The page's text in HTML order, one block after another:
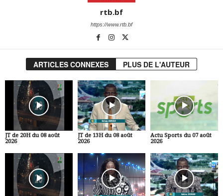
rtb.bf
https://www.rtb.bf
ARTICLES CONNEXES PLUS DE L'AUTEUR
JT de 20H du 08 août
2026
JT de 13H du 08 août
2026
Actu Sports du 07 août
2026